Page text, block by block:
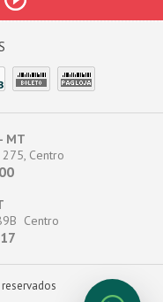
MT
Centro
Centro